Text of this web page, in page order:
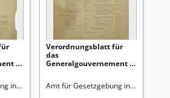
/
in der Regierung des Generalgouverneurs
Verordnungsblatt für
das
Generalgouvernement /
Regierung des
Amt für Gesetzgebung in der